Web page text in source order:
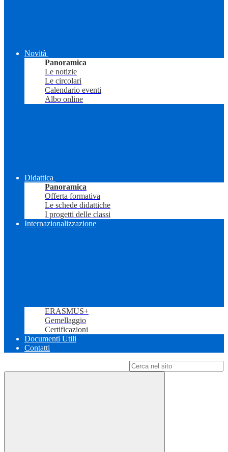
Novità
Panoramica
Le notizie
Le circolari
Calendario eventi
Albo online
Didattica
Panoramica
Offerta formativa
Le schede didattiche
I progetti delle classi
Internazionalizzazione
ERASMUS+
Gemellaggio
Certificazioni
Documenti Utili
Contatti